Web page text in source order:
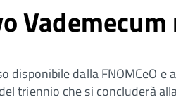
Vademecum
disponibile dalla FNOMCeO
triennio che si concluderà